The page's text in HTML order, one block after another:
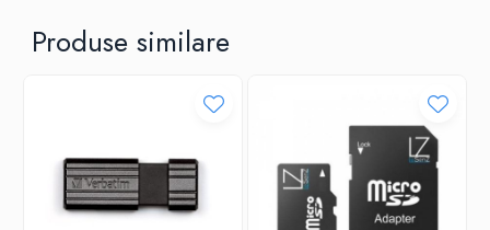
Produse similare